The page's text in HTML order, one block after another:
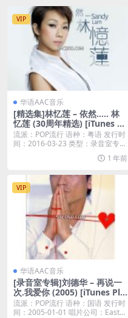
VIP
华语AAC音乐
[精选集]林忆莲 – 依然….. 林
忆莲 (30周年精选) [iTunes Pl
us M4A]
流派：POP流行 语种：粤语 发行时
间：2016-03-23 类型：录音室专辑
1 年前
VIP
华语AAC音乐
[录音室专辑]刘德华 – 再说一
次.我爱你 (2005) [iTunes Plu
s M4A]
流派：POP流行 语种：国语 发行时
间：2005-01-01 唱片公司：East...